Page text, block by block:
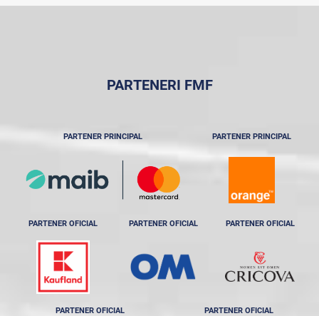
PARTENERI FMF
PARTENER PRINCIPAL PARTENER PRINCIPAL
PARTENER OFICIAL PARTENER OFICIAL PARTENER OFICIAL
PARTENER OFICIAL PARTENER OFICIAL